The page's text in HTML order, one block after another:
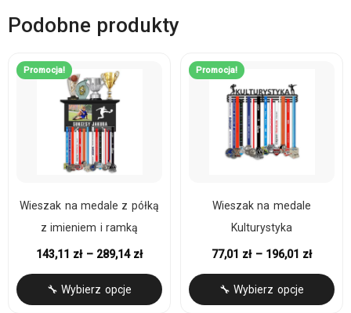
Podobne produkty
Promocja!
Wieszak na medale z półką
z imieniem i ramką
143,11 zł – 289,14 zł
🔧 Wybierz opcje
Promocja!
Wieszak na medale
Kulturystyka
77,01 zł – 196,01 zł
🔧 Wybierz opcje